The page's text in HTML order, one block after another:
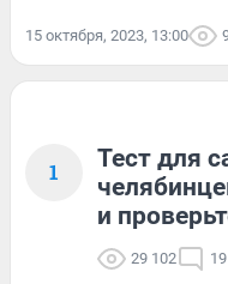
15 октября, 2023, 13:00
1
Тест для
и
29 102 19